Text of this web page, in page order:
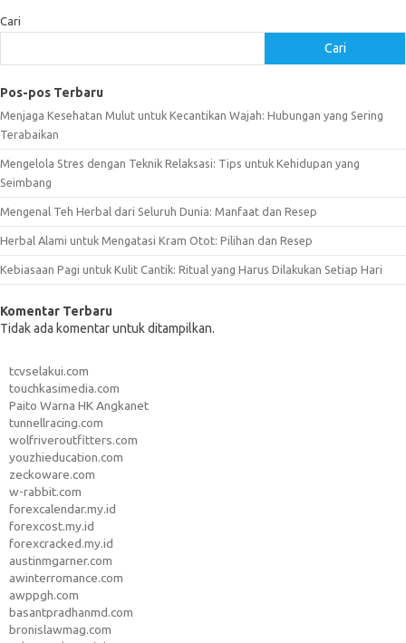
Cari
Cari
Pos-pos Terbaru
Menjaga Kesehatan Mulut untuk Kecantikan Wajah: Hubungan yang Sering
Terabaikan
Mengelola Stres dengan Teknik Relaksasi: Tips untuk Kehidupan yang
Seimbang
Mengenal Teh Herbal dari Seluruh Dunia: Manfaat dan Resep
Herbal Alami untuk Mengatasi Kram Otot: Pilihan dan Resep
Kebiasaan Pagi untuk Kulit Cantik: Ritual yang Harus Dilakukan Setiap Hari
Komentar Terbaru
Tidak ada komentar untuk ditampilkan.
tcvselakui.com
touchkasimedia.com
Paito Warna HK Angkanet
tunnellracing.com
wolfriveroutfitters.com
youzhieducation.com
zeckoware.com
w-rabbit.com
forexcalendar.my.id
forexcost.my.id
forexcracked.my.id
austinmgarner.com
awinterromance.com
awppgh.com
basantpradhanmd.com
bronislawmag.com